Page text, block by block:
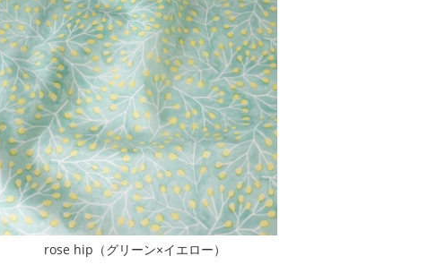
rose hip（グリーン×イエロー）